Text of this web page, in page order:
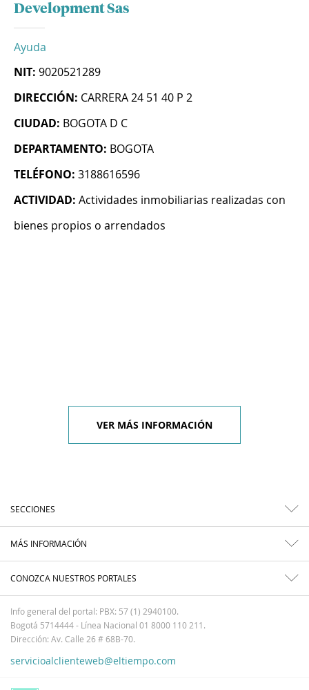
Development Sas
Ayuda
NIT: 9020521289
DIRECCIÓN: CARRERA 24 51 40 P 2
CIUDAD: BOGOTA D C
DEPARTAMENTO: BOGOTA
TELÉFONO: 3188616596
ACTIVIDAD: Actividades inmobiliarias realizadas con
bienes propios o arrendados
VER MÁS INFORMACIÓN
SECCIONES
MÁS INFORMACIÓN
CONOZCA NUESTROS PORTALES
Info general del portal: PBX: 57 (1) 2940100.
Bogotá 5714444 - Línea Nacional 01 8000 110 211.
Dirección: Av. Calle 26 # 68B-70.
servicioalclienteweb@eltiempo.com